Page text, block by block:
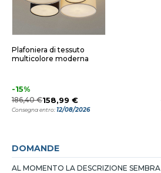
Plafoniera di tessuto
multicolore moderna
-15%
186,40 €158,99 €
Consegna entro:12/08/2026
DOMANDE
AL MOMENTO LA DESCRIZIONE